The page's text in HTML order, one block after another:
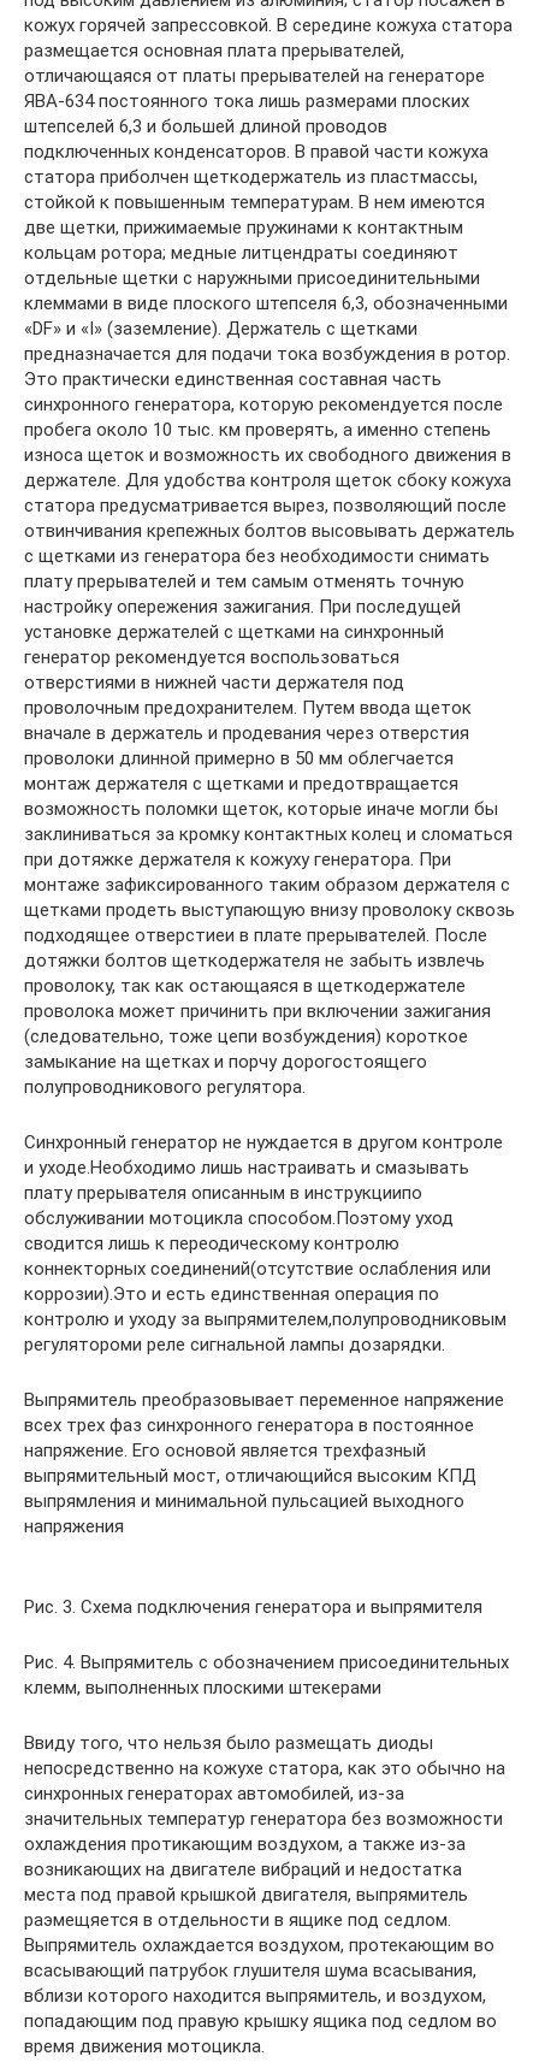
кожух горячей запрессовкой. В середине кожуха статора
размещается основная плата прерывателей,
отличающаяся от платы прерывателей на генераторе
ЯВА-634 постоянного тока лишь размерами плоских
штепселей 6,3 и большей длиной проводов
подключенных конденсаторов. В правой части кожуха
статора приболчен щеткодержатель из пластмассы,
стойкой к повышенным температурам. В нем имеются
две щетки, прижимаемые пружинами к контактным
кольцам ротора; медные литцендраты соединяют
отдельные щетки с наружными присоединительными
клеммами в виде плоского штепселя 6,3, обозначенными
«DF» и «I» (заземление). Держатель с щетками
предназначается для подачи тока возбуждения в ротор.
Это практически единственная составная часть
синхронного генератора, которую рекомендуется после
пробега около 10 тыс. км проверять, а именно степень
износа щеток и возможность их свободного движения в
держателе. Для удобства контроля щеток сбоку кожуха
статора предусматривается вырез, позволяющий после
отвинчивания крепежных болтов высовывать держатель
с щетками из генератора без необходимости снимать
плату прерывателей и тем самым отменять точную
настройку опережения зажигания. При последущей
установке держателей с щетками на синхронный
генератор рекомендуется воспользоваться
отверстиями в нижней части держателя под
проволочным предохранителем. Путем ввода щеток
вначале в держатель и продевания через отверстия
проволоки длинной примерно в 50 мм облегчается
монтаж держателя с щетками и предотвращается
возможность поломки щеток, которые иначе могли бы
заклиниваться за кромку контактных колец и сломаться
при дотяжке держателя к кожуху генератора. При
монтаже зафиксированного таким образом держателя с
щетками продеть выступающую внизу проволоку сквозь
подходящее отверстиеи в плате прерывателей. После
дотяжки болтов щеткодержателя не забыть извлечь
проволоку, так как остающаяся в щеткодержателе
проволока может причинить при включении зажигания
(следовательно, тоже цепи возбуждения) короткое
замыкание на щетках и порчу дорогостоящего
полупроводникового регулятора.
Синхронный генератор не нуждается в другом контроле
и уходе.Необходимо лишь настраивать и смазывать
плату прерывателя описанным в инструкциипо
обслуживании мотоцикла способом.Поэтому уход
сводится лишь к переодическому контролю
коннекторных соединений(отсутствие ослабления или
коррозии).Это и есть единственная операция по
контролю и уходу за выпрямителем,полупроводниковым
регулятороми реле сигнальной лампы дозарядки.
Выпрямитель преобразовывает переменное напряжение
всех трех фаз синхронного генератора в постоянное
напряжение. Его основой является трехфазный
выпрямительный мост, отличающийся высоким КПД
выпрямления и минимальной пульсацией выходного
напряжения
Рис. 3. Схема подключения генератора и выпрямителя
Рис. 4. Выпрямитель с обозначением присоединительных
клемм, выполненных плоскими штекерами
Ввиду того, что нельзя было размещать диоды
непосредственно на кожухе статора, как это обычно на
синхронных генераторах автомобилей, из-за
значительных температур генератора без возможности
охлаждения протикающим воздухом, а также из-за
возникающих на двигателе вибраций и недостатка
места под правой крышкой двигателя, выпрямитель
раэмещяется в отдельности в ящике под седлом.
Выпрямитель охлаждается воздухом, протекающим во
всасывающий патрубок глушителя шума всасывания,
вблизи которого находится выпрямитель, и воздухом,
попадающим под правую крышку ящика под седлом во
время движения мотоцикла.